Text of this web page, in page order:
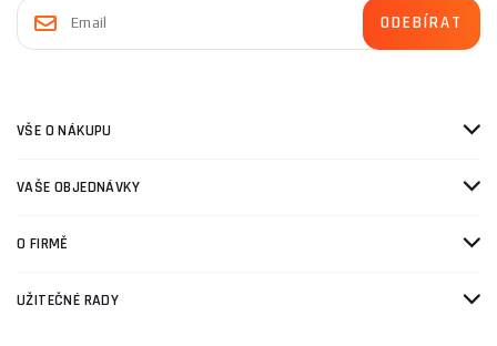
VŠE O NÁKUPU
VAŠE OBJEDNÁVKY
O FIRMĚ
UŽITEČNÉ RADY